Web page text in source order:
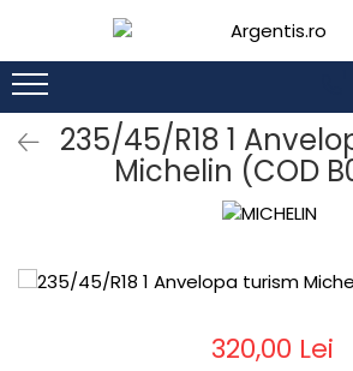
235/45/R18 1
Michelin (COD
320,00 Lei